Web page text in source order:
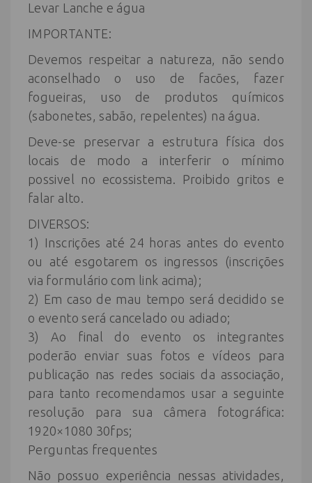
Levar Lanche e água
IMPORTANTE:
Devemos respeitar a natureza, não sendo
aconselhado o uso de facões, fazer
fogueiras, uso de produtos químicos
(sabonetes, sabão, repelentes) na água.
Deve-se preservar a estrutura física dos
locais de modo a interferir o mínimo
possivel no ecossistema. Proibido gritos e
falar alto.
DIVERSOS:
1) Inscrições até 24 horas antes do evento
ou até esgotarem os ingressos (inscrições
via formulário com link acima);
2) Em caso de mau tempo será decidido se
o evento será cancelado ou adiado;
3) Ao final do evento os integrantes
poderão enviar suas fotos e vídeos para
publicação nas redes sociais da associação,
para tanto recomendamos usar a seguinte
resolução para sua câmera fotográfica:
1920×1080 30fps;
Perguntas frequentes
Não possuo experiência nessas atividades,